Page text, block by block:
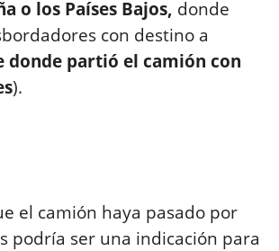
o los Países Bajos, donde
con destino a
donde partió el camión con
).
el camión haya pasado por
podría ser una indicación para